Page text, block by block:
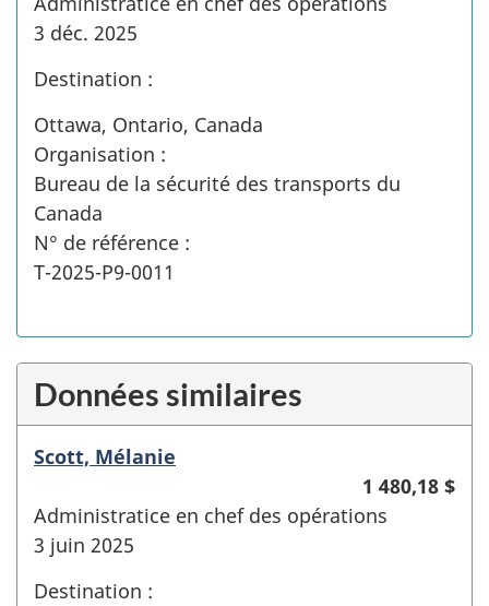
3 déc. 2025
Destination :
Ottawa, Ontario, Canada
Organisation :
Bureau de la sécurité des transports du
Canada
N° de référence :
T-2025-P9-0011
Données similaires
Scott, Mélanie
1 480,18 $
Administratice en chef des opérations
3 juin 2025
Destination :